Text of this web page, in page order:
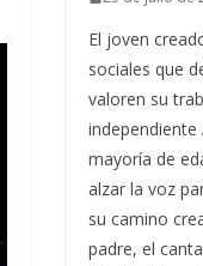
El joven
sociales que
valoren su
independiente
mayoría de
alzar la voz
su camino
padre, el